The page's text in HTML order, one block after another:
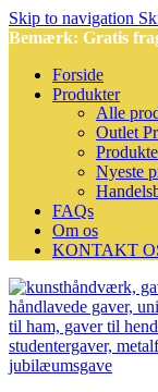
Skip to navigation
Bemærk: Gratis
Forside
Produkter
Alle
Outlet
Nyeste
FAQs
Om os
KONTAKT